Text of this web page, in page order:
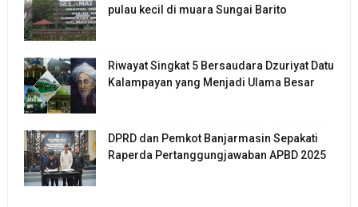
pulau kecil di muara Sungai Barito
Riwayat Singkat 5 Bersaudara Dzuriyat Datu
Kalampayan yang Menjadi Ulama Besar
DPRD dan Pemkot Banjarmasin Sepakati
Raperda Pertanggungjawaban APBD 2025